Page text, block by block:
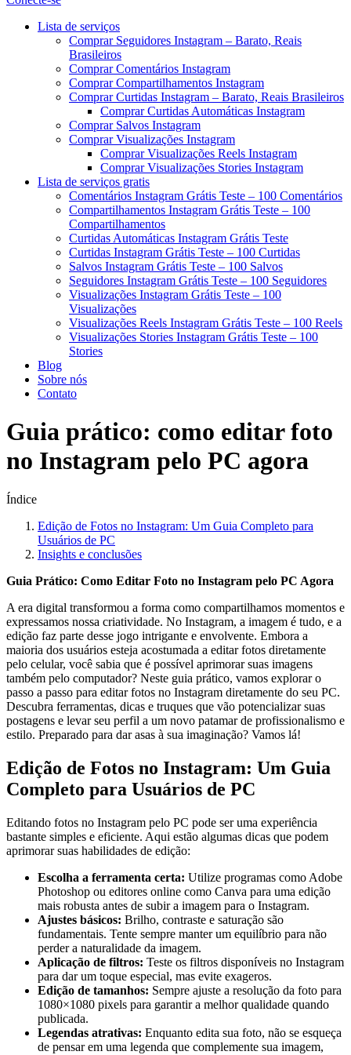
Menu
Lista de serviços
Comprar Seguidores Instagram – Barato, Reais
Brasileiros
Comprar Comentários Instagram
Comprar Compartilhamentos Instagram
Comprar Curtidas Instagram – Barato, Reais Brasileiros
Comprar Curtidas Automáticas Instagram
Comprar Salvos Instagram
Comprar Visualizações Instagram
Comprar Visualizações Reels Instagram
Comprar Visualizações Stories Instagram
Lista de serviços gratis
Comentários Instagram Grátis Teste – 100 Comentários
Compartilhamentos Instagram Grátis Teste – 100
Compartilhamentos
Curtidas Automáticas Instagram Grátis Teste
Curtidas Instagram Grátis Teste – 100 Curtidas
Salvos Instagram Grátis Teste – 100 Salvos
Seguidores Instagram Grátis Teste – 100 Seguidores
Visualizações Instagram Grátis Teste – 100
Visualizações
Visualizações Reels Instagram Grátis Teste – 100 Reels
Visualizações Stories Instagram Grátis Teste – 100
Stories
Blog
Sobre nós
Contato
Guia prático: como editar foto
no Instagram pelo PC agora
Índice
Edição de Fotos⁢ no Instagram: Um Guia ‍Completo⁢ para‍
Usuários de PC
Insights e conclusões
Guia Prático: Como Editar Foto no ‌Instagram pelo PC Agora
A era digital ⁣transformou a forma como compartilhamos momentos e
expressamos nossa criatividade. No‌ Instagram, a imagem⁢ é ‍tudo, e a
edição faz parte desse jogo intrigante e envolvente. Embora a
maioria dos usuários esteja acostumada ⁣a editar fotos diretamente
pelo​ celular, você sabia ⁣que é possível aprimorar ⁤suas imagens
também pelo computador? Neste guia prático, vamos explorar o
passo a passo para editar fotos no Instagram diretamente do seu PC.
Descubra ferramentas, dicas⁢ e truques que vão⁢ potencializar suas
postagens e levar seu perfil a um novo patamar ⁣de profissionalismo e
estilo. Preparado ⁢para dar asas à ‍sua imaginação? Vamos lá!
Edição de Fotos⁢ no Instagram: Um Guia
‍Completo⁢ para‍ Usuários de PC
Editando ‍fotos no Instagram pelo PC pode ser uma experiência
bastante simples e eficiente. Aqui estão algumas dicas ​que podem
aprimorar suas habilidades de edição:
Escolha a ferramenta certa: Utilize programas ⁣como Adobe
⁢Photoshop ou editores online‍ como‌ Canva para uma edição
mais robusta ⁤antes ​de ⁢subir a imagem ‍para o Instagram.
Ajustes básicos: Brilho, contraste e saturação são
fundamentais. Tente sempre manter um​ equilíbrio para não
perder ​a naturalidade da imagem.
Aplicação de filtros: Teste os filtros disponíveis no Instagram
para dar um⁢ toque especial, mas evite exageros.
Edição de tamanhos: Sempre ajuste a resolução da foto para
1080×1080 pixels para garantir a melhor qualidade quando
publicada.
Legendas‌ atrativas: Enquanto edita sua foto, não⁢ se esqueça
de pensar em uma‍ legenda ​que complemente sua imagem,